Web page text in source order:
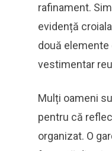
rafinament.
evidență
două elemente
vestimentar
Mulți oameni
pentru că
organizat. O